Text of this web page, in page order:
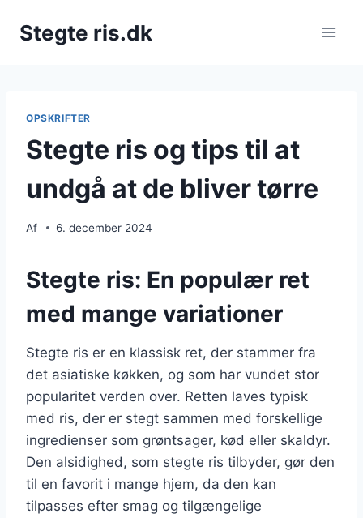
Stegte ris.dk
OPSKRIFTER
Stegte ris og tips til at
undgå at de bliver tørre
Af 6. december 2024
Stegte ris: En populær ret
med mange variationer
Stegte ris er en klassisk ret, der stammer fra
det asiatiske køkken, og som har vundet stor
popularitet verden over. Retten laves typisk
med ris, der er stegt sammen med forskellige
ingredienser som grøntsager, kød eller skaldyr.
Den alsidighed, som stegte ris tilbyder, gør den
til en favorit i mange hjem, da den kan
tilpasses efter smag og tilgængelige